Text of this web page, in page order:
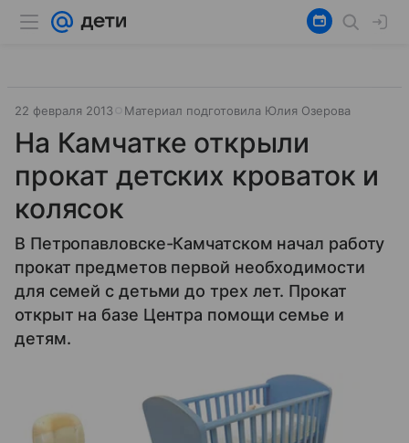
22 февраля 2013 Материал подготовила Юлия Озерова
На Камчатке открыли
прокат детских кроваток и
колясок
В Петропавловске-Камчатском начал работу
прокат предметов первой необходимости
для семей с детьми до трех лет. Прокат
открыт на базе Центра помощи семье и
детям.